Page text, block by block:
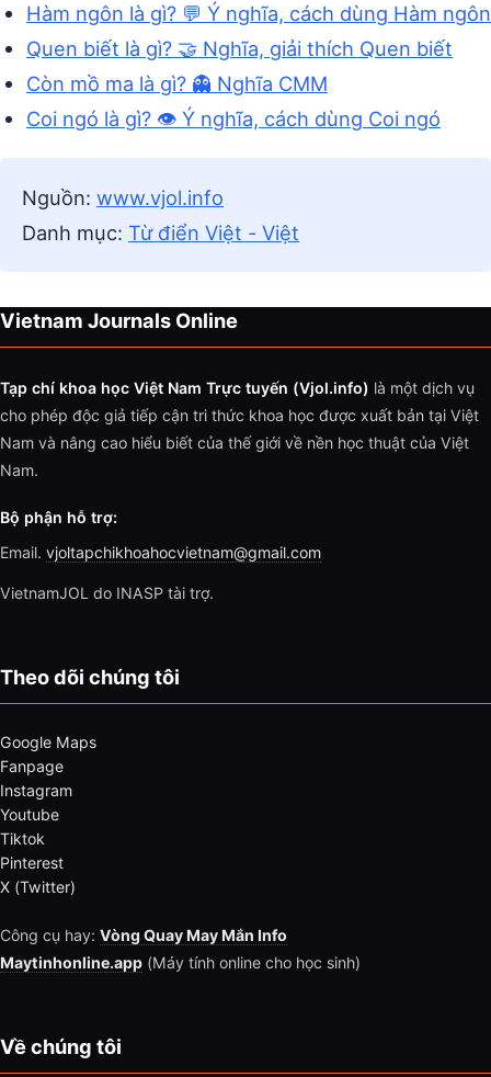
Hàm ngôn là gì? 💬 Ý nghĩa, cách dùng Hàm ngôn
Quen biết là gì? 🤝 Nghĩa, giải thích Quen biết
Còn mồ ma là gì? 👻 Nghĩa CMM
Coi ngó là gì? 👁️ Ý nghĩa, cách dùng Coi ngó
Nguồn: www.vjol.info
Danh mục: Từ điển Việt - Việt
Vietnam Journals Online
Tạp chí khoa học Việt Nam Trực tuyến (Vjol.info) là một dịch vụ
cho phép độc giả tiếp cận tri thức khoa học được xuất bản tại Việt
Nam và nâng cao hiểu biết của thế giới về nền học thuật của Việt
Nam.
Bộ phận hỗ trợ:
Email. vjoltapchikhoahocvietnam@gmail.com
VietnamJOL do INASP tài trợ.
Theo dõi chúng tôi
Google Maps
Fanpage
Instagram
Youtube
Tiktok
Pinterest
X (Twitter)
Công cụ hay: Vòng Quay May Mắn Info
Maytinhonline.app (Máy tính online cho học sinh)
Về chúng tôi